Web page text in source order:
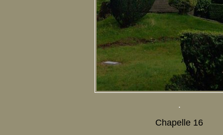
.
Chapelle 16